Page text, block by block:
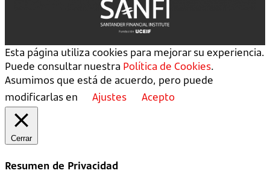
Esta página utiliza cookies para mejorar su experiencia.
Puede consultar nuestra Política de Cookies.
Asumimos que está de acuerdo, pero puede
modificarlas en
Ajustes Acepto
Cerrar
Resumen de Privacidad